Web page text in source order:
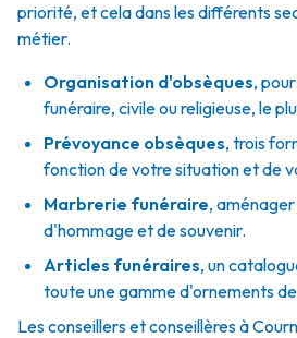
priorité, et cela dans les différents
métier.
Organisation d'obsèques,
funéraire, civile ou religieuse, le
Prévoyance obsèques, trois
fonction de votre situation et de
Marbrerie funéraire,
d'hommage et de souvenir.
Articles funéraires, un
toute une gamme d'ornements
Les conseillers et conseillères à